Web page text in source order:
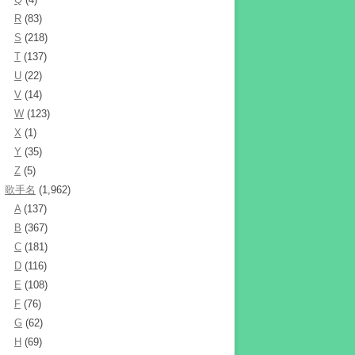
R (83)
S (218)
T (137)
U (22)
V (14)
W (123)
X (1)
Y (35)
Z (5)
歌手名 (1,962)
A(137)
B (367)
C (181)
D (116)
E (108)
F (76)
G (62)
H (69)